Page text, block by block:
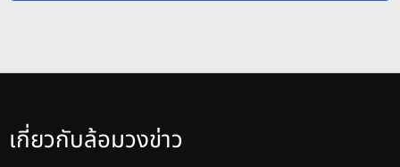
เกี่ยวกับล้อมวงข่าว